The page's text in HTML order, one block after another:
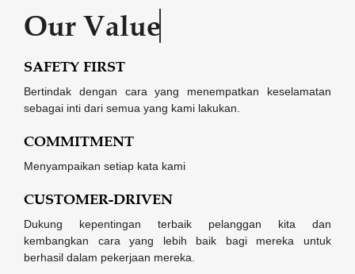
Our Value
SAFETY FIRST
Bertindak dengan cara yang menempatkan keselamatan
sebagai inti dari semua yang kami lakukan.
COMMITMENT
Menyampaikan setiap kata kami
CUSTOMER-DRIVEN
Dukung kepentingan terbaik pelanggan kita dan
kembangkan cara yang lebih baik bagi mereka untuk
berhasil dalam pekerjaan mereka.